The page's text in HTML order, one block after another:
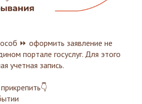
⏩ оформить заявление не
портале госуслуг. Для этого
учетная запись.